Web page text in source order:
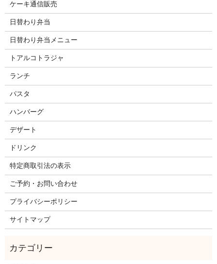
ケーキ通信販売
日替わり弁当
日替わり弁当メニュー
トアルコトラジャ
ランチ
パスタ
ハンバーグ
デザート
ドリンク
特定商取引法の表示
ご予約・お問い合わせ
プライバシーポリシー
サイトマップ